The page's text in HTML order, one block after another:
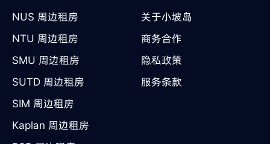
NUS 周边租房
NTU 周边租房
SMU 周边租房
SUTD 周边租房
SIM 周边租房
Kaplan 周边租房
关于小坡岛
商务合作
隐私政策
服务条款